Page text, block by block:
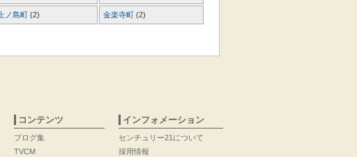
上ノ島町 (2) 金楽寺町 (2)
コンテンツ
ブログ集
TVCM
インフォメーション
センチュリー21について
採用情報